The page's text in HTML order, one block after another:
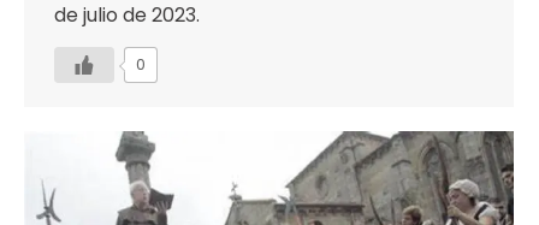
de julio de 2023.
0